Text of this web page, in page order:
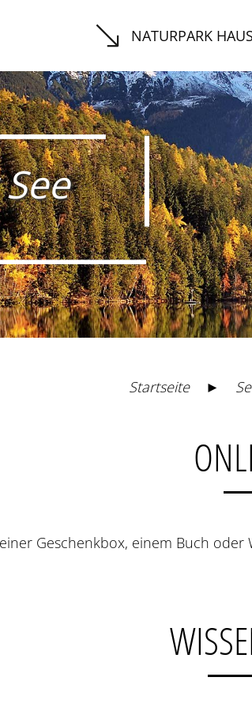
NATURPARK HAUS
Startseite ►
Geschenkbox, einem Buch